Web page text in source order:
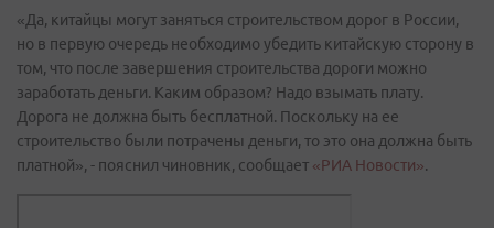
«Да, китайцы могут заняться строительством дорог в России,
но в первую очередь необходимо убедить китайскую сторону в
том, что после завершения строительства дороги можно
заработать деньги. Каким образом? Надо взымать плату.
Дорога не должна быть бесплатной. Поскольку на ее
строительство были потрачены деньги, то это она должна быть
платной», - пояснил чиновник, сообщает «РИА Новости».